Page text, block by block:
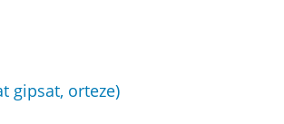
gipsat, orteze)